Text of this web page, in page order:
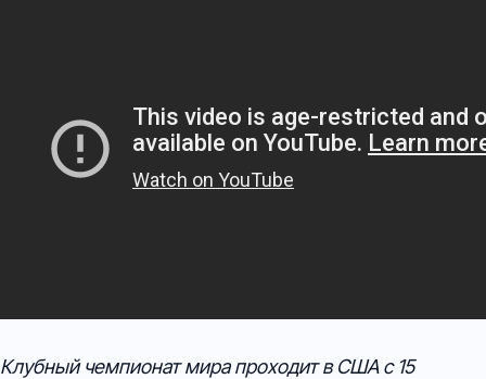
Клубный чемпионат мира проходит в США с 15